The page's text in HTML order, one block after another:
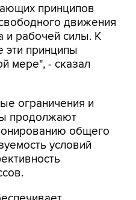
принципов
движения
и рабочей силы. К
эти принципы
мере", - сказал
ограничения и
продолжают
общего
условий